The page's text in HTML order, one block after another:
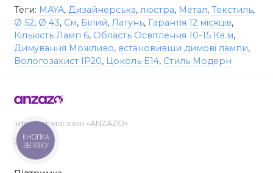
Теги: MAYA, Дизайнерська, люстра, Метал, Текстиль,
Ø 52, Ø 43, См, Білий, Латунь, Гарантія 12 місяців,
Кількість Ламп 6, Область Освітлення 10-15 Кв.м,
Димування Можливо, встановивши димові лампи,
Вологозахист IP20, Цоколь E14, Стиль Модерн
Інтернет-магазин «ANZAZO»
2019-2026
КНОПКА
ЗВ'ЯЗКУ